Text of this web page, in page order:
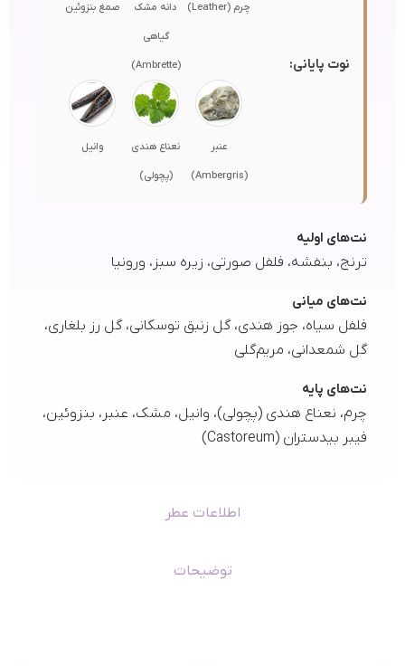
اطلاعات عطر
توضیحات
نوت پایانی:
چرم (Leather) دانه مشک
گیاهی
(Ambrette)
صمغ بنزوئین
عنبر
(Ambergris)
نعناع هندی
(پچولی)
وانیل
نت‌های اولیه
ترنج، بنفشه، فلفل صورتی، زیره سبز، ورونیا
نت‌های میانی
فلفل سیاه، جوز هندی، گل زنبق توسکانی، گل رز بلغاری،
گل شمعدانی، مریم‌گلی
نت‌های پایه
چرم، نعناع هندی (پچولی)، وانیل، مشک، عنبر، بنزوئین،
فیبر بیدستران (Castoreum)